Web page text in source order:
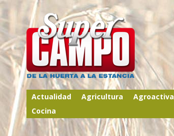
Actualidad Agricultura Agroactiva
Cocina